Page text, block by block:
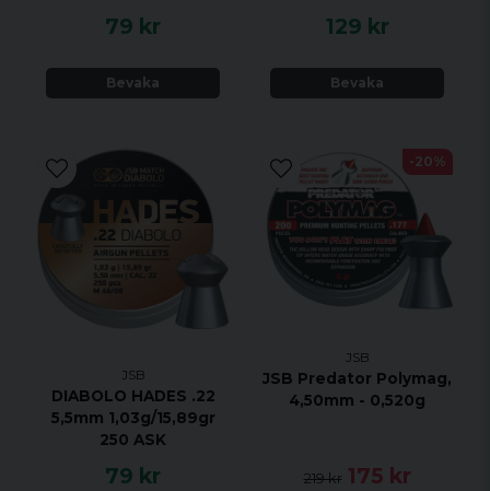
79 kr
Bevaka
129 kr
Bevaka
JSB
DIABOLO HADES .22
5,5mm 1,03g/15,89gr
250 ASK
79 kr
JSB
JSB Predator Polymag,
4,50mm - 0,520g
219 kr 175 kr
-20%